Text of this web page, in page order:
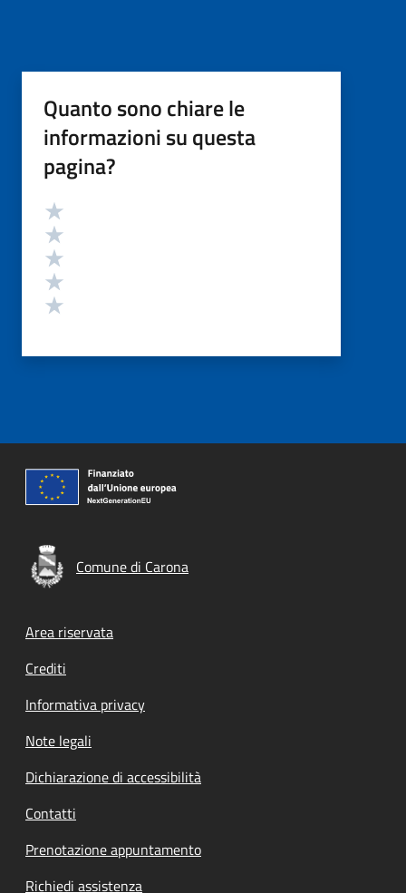
Quanto sono chiare le
informazioni su questa
pagina?
Valutazione
Comune di Carona
Footer menu
Area riservata
Crediti
Informativa privacy
Note legali
Dichiarazione di accessibilità
Contatti
Prenotazione appuntamento
Richiedi assistenza